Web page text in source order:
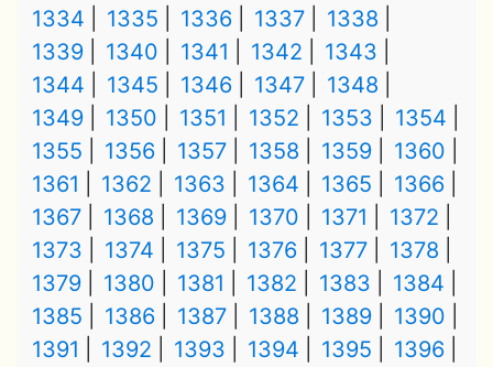
1334
1335 1336 1337
1338
1339
1340 1341 1342
1343
1344
1345 1346 1347
1348
1349
1350 1351 1352 1353
1354
1355
1356 1357 1358 1359
1360
1361
1362 1363 1364 1365
1366
1367
1368 1369 1370 1371
1372
1373
1374 1375 1376 1377
1378
1379
1380 1381 1382 1383
1384
1385
1386 1387 1388 1389
1390
1391
1392 1393 1394 1395
1396